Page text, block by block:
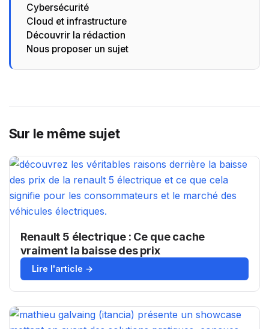
Cybersécurité
Cloud et infrastructure
Découvrir la rédaction
Nous proposer un sujet
Sur le même sujet
Renault 5 électrique : Ce que cache
vraiment la baisse des prix
Lire l'article →